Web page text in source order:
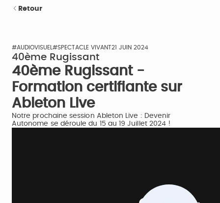
Retour
#AUDIOVISUEL #SPECTACLE VIVANT21 JUIN 2024
40ème Rugissant
40ème Rugissant -
Formation certifiante sur
Ableton Live
Notre prochaine session Ableton Live : Devenir
Autonome se déroule du 15 au 19 Juillet 2024 !